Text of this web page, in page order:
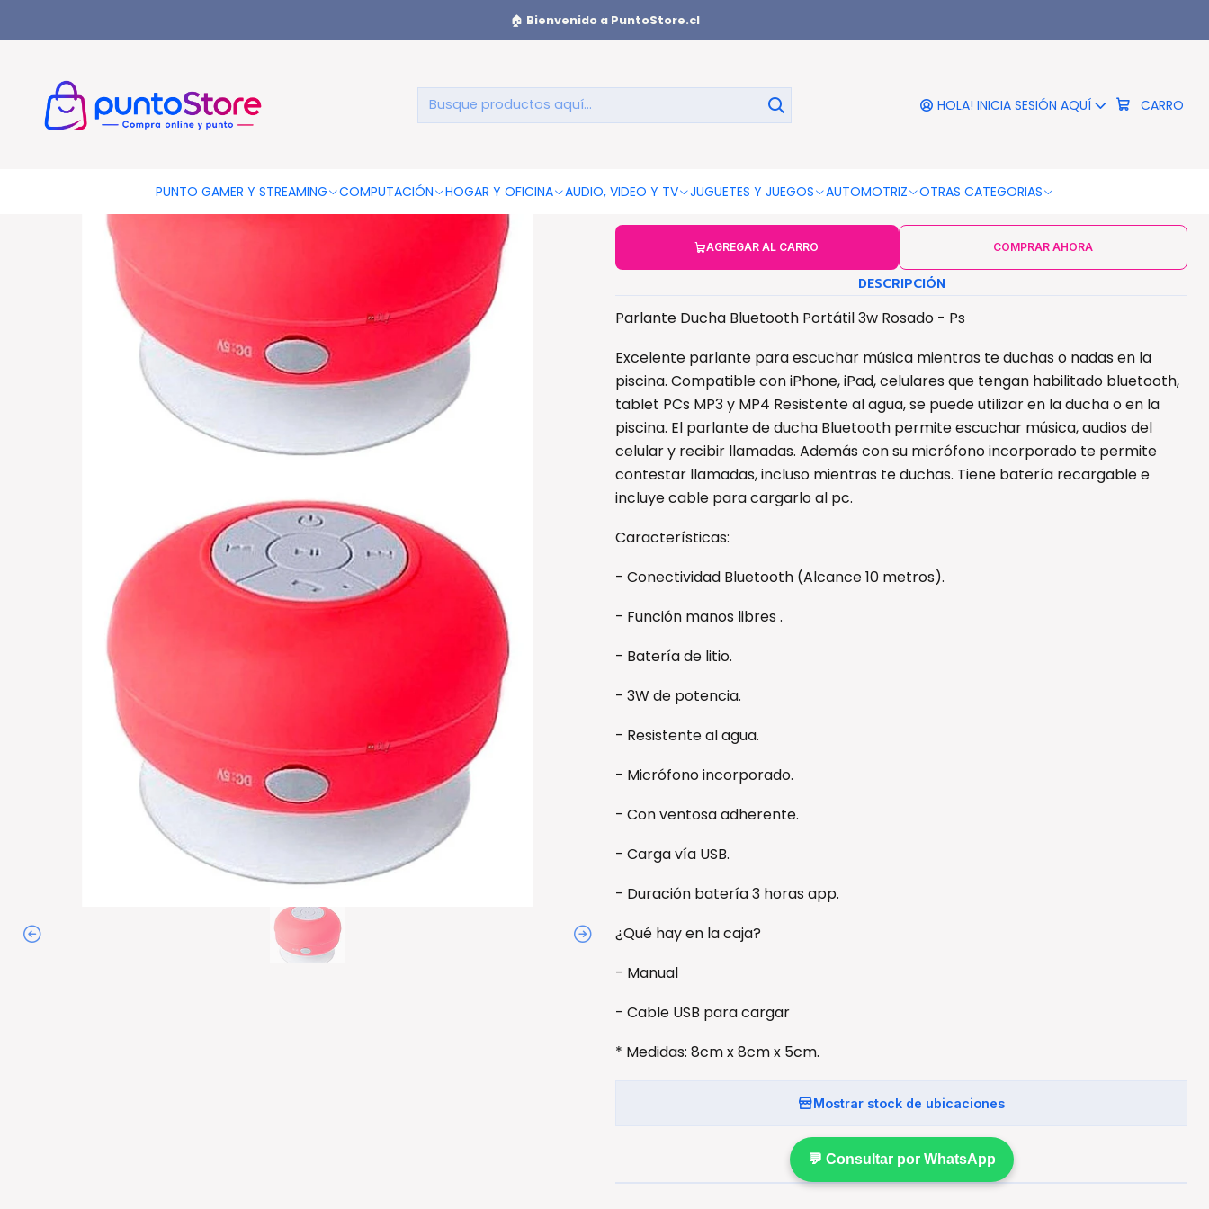
HOLA! INICIA SESIÓN AQUÍ CARRO
PUNTO GAMER Y STREAMING COMPUTACIÓN HOGAR Y OFICINA AUDIO, VIDEO Y TV JUGUETES Y JUEGOS AUTOMOTRIZ OTRAS CATEGORIAS
🏠 Bienvenido a PuntoStore.cl
Parlante Ducha Bluetooth Portátil 3w Rosado - Ps
Parlante Ducha Bluetooth Portátil 3w
Rosado - Ps
Negro
AGREGAR AL CARRO COMPRAR AHORA
DESCRIPCIÓN
Parlante Ducha Bluetooth Portátil 3w Rosado - Ps
Excelente parlante para escuchar música mientras te duchas o nadas en la
piscina. Compatible con iPhone, iPad, celulares que tengan habilitado bluetooth,
tablet PCs MP3 y MP4 Resistente al agua, se puede utilizar en la ducha o en la
piscina. El parlante de ducha Bluetooth permite escuchar música, audios del
celular y recibir llamadas. Además con su micrófono incorporado te permite
contestar llamadas, incluso mientras te duchas. Tiene batería recargable e
incluye cable para cargarlo al pc.
Características:
- Conectividad Bluetooth (Alcance 10 metros).
- Función manos libres .
- Batería de litio.
- 3W de potencia.
- Resistente al agua.
- Micrófono incorporado.
- Con ventosa adherente.
- Carga vía USB.
- Duración batería 3 horas app.
¿Qué hay en la caja?
- Manual
- Cable USB para cargar
* Medidas: 8cm x 8cm x 5cm.
Mostrar stock de ubicaciones
💬 Consultar por WhatsApp